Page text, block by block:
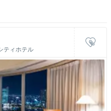
ティホテル